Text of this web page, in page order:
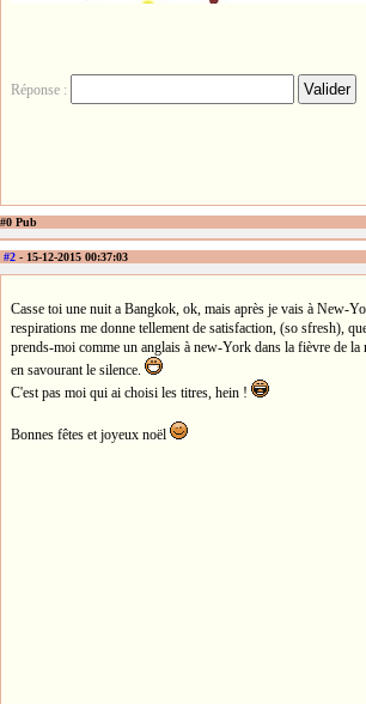
Réponse :
#0 Pub
#2 - 15-12-2015 00:37:03
Casse toi une nuit a Bangkok, ok, mais après je vais à New-
respirations me donne tellement de satisfaction, (so sfresh),
prends-moi comme un anglais à new-York dans la fièvre de la
en savourant le silence.
C'est pas moi qui ai choisi les titres, hein !
Bonnes fêtes et joyeux noël